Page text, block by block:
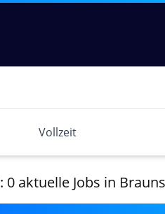
: 0 aktuelle Jobs in